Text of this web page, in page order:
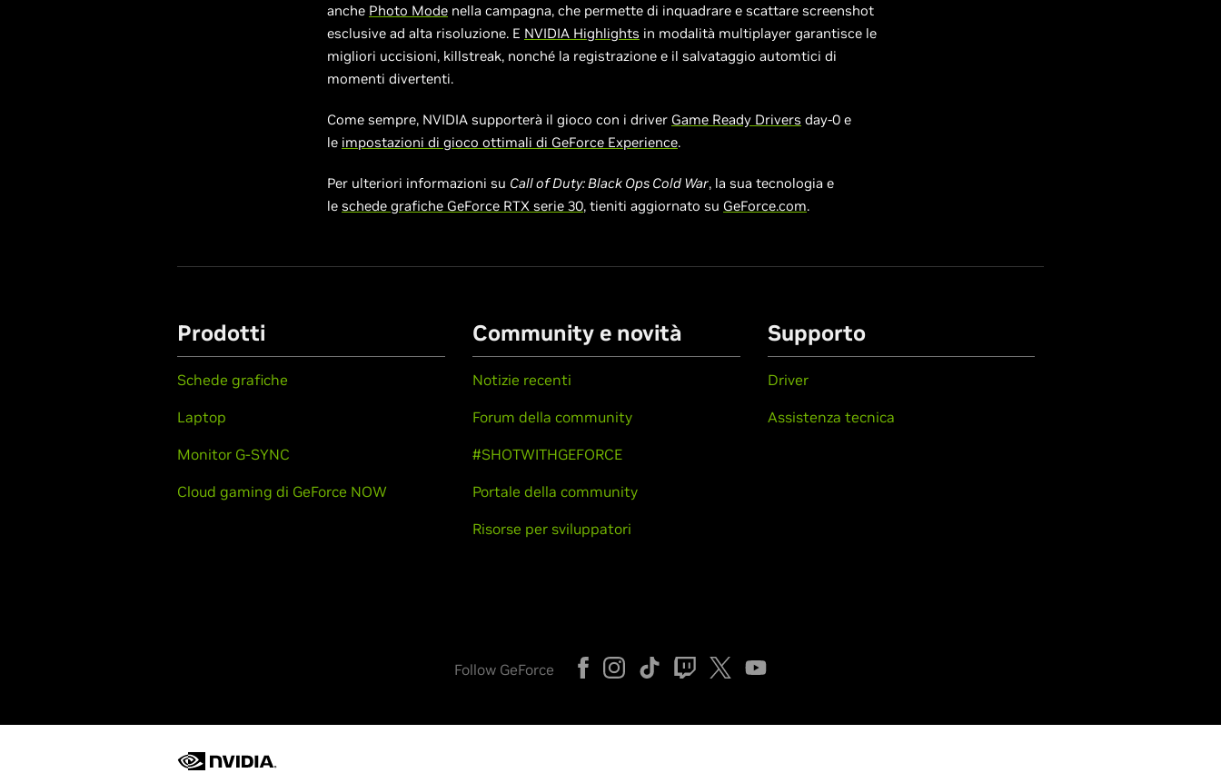
anche Photo Mode nella campagna, che permette di inquadrare e scattare screenshot
esclusive ad alta risoluzione. E NVIDIA Highlights in modalità multiplayer garantisce le
migliori uccisioni, killstreak, nonché la registrazione e il salvataggio automtici di
momenti divertenti.
Come sempre, NVIDIA supporterà il gioco con i driver Game Ready Drivers day-0 e
le impostazioni di gioco ottimali di GeForce Experience.
Per ulteriori informazioni su Call of Duty: Black Ops Cold War, la sua tecnologia e
le schede grafiche GeForce RTX serie 30, tieniti aggiornato su GeForce.com.
Prodotti
Schede grafiche
Laptop
Monitor G-SYNC
Cloud gaming di GeForce NOW
Community e novità
Notizie recenti
Forum della community
#SHOTWITHGEFORCE
Portale della community
Risorse per sviluppatori
Supporto
Driver
Assistenza tecnica
Follow GeForce